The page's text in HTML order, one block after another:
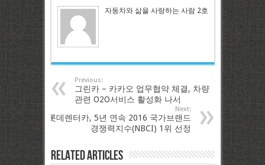
자동차와 삶을 사랑하는 사람 2호
Previous:
그린카 – 카카오 업무협약 체결, 차량
관련 O2O서비스 활성화 나서
Next:
롯데렌터카, 5년 연속 2016 국가브랜드
경쟁력지수(NBCI) 1위 선정
Related Articles